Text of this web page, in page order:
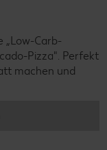
„Low-Carb-
Pizza". Perfekt
machen und